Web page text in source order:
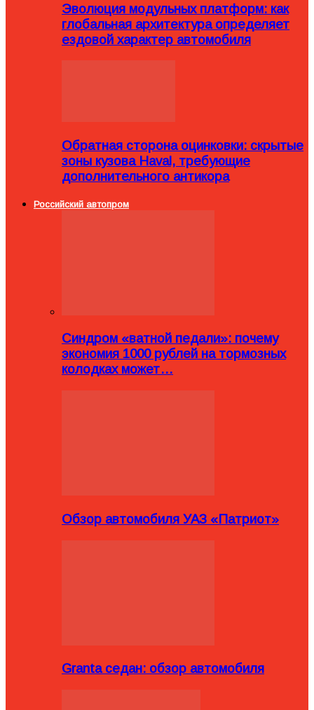
Эволюция модульных платформ: как
глобальная архитектура определяет
ездовой характер автомобиля
Обратная сторона оцинковки: скрытые
зоны кузова Haval, требующие
дополнительного антикора
Российский автопром
Синдром «ватной педали»: почему
экономия 1000 рублей на тормозных
колодках может…
Обзор автомобиля УАЗ «Патриот»
Granta седан: обзор автомобиля